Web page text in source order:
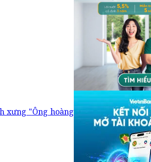
xưng "Ông hoàng